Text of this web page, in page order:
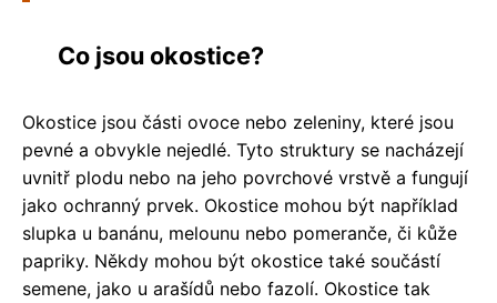
Co jsou okostice?
Okostice jsou části ovoce nebo zeleniny, které jsou
pevné a obvykle nejedlé. Tyto struktury se nacházejí
uvnitř plodu nebo na jeho povrchové vrstvě a fungují
jako ochranný prvek. Okostice mohou být například
slupka u banánu, melounu nebo pomeranče, či kůže
papriky. Někdy mohou být okostice také součástí
semene, jako u arašídů nebo fazolí. Okostice tak